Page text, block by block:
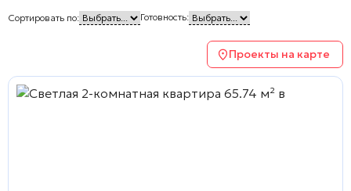
Сортировать по: Готовность:
Проекты на карте